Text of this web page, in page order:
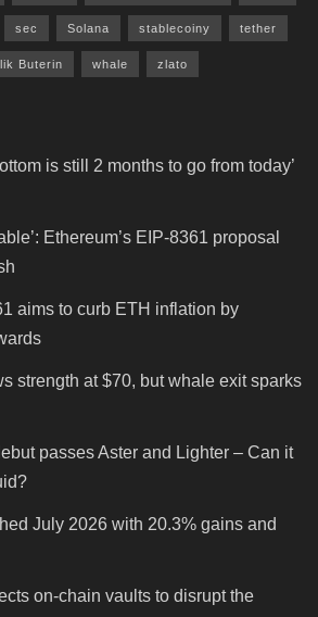
sec Solana stablecoiny tether
Buterin whale zlato
is still 2 months to go from today’
Ethereum’s EIP-8361 proposal
aims to curb ETH inflation by
strength at $70, but whale exit sparks
passes Aster and Lighter – Can it
July 2026 with 20.3% gains and
on-chain vaults to disrupt the